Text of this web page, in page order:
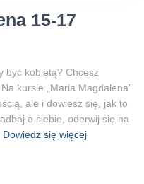
15-17
być kobietą? Chcesz
kursie „Maria Magdalena”
ale i dowiesz się, jak to
o siebie, oderwij się na
Dowiedz się więcej